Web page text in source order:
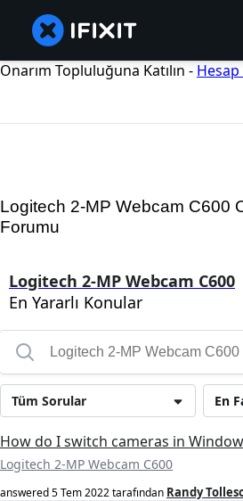
Onarım Topluluğuna Katılın -
Logitech 2-MP Webcam C600
Forumu
Logitech 2-MP Webcam C600
En Yararlı Konular
En
Tüm Sorular
How do I switch cameras in
Logitech 2-MP Webcam C600
answered5 Tem 2022tarafından Randy